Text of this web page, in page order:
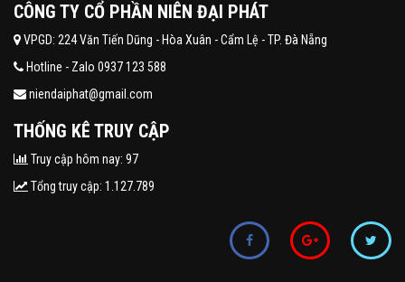
CÔNG TY CỔ PHẦN NIÊN ĐẠI PHÁT
VPGD: 224 Văn Tiến Dũng - Hòa Xuân - Cẩm Lệ - TP. Đà Nẵng
Hotline - Zalo 0937 123 588
niendaiphat@gmail.com
THỐNG KÊ TRUY CẬP
Truy cập hôm nay: 97
Tổng truy cập: 1.127.789